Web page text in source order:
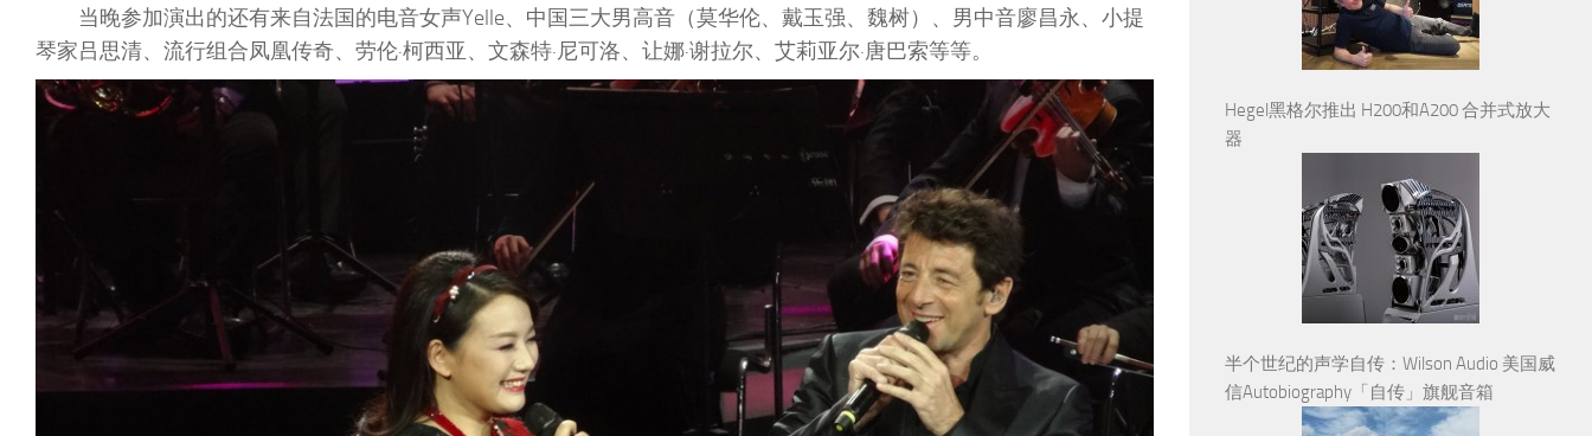
当晚参加演出的还有来自法国的电音女声Yelle、中国三大男高音（莫华伦、戴玉强、魏树）、男中音廖昌永、小提
琴家吕思清、流行组合凤凰传奇、劳伦·柯西亚、文森特·尼可洛、让娜·谢拉尔、艾莉亚尔·唐巴索等等。
Hegel黑格尔推出 H200和A200 合并式放大
器
半个世纪的声学自传：Wilson Audio 美国威
信Autobiography「自传」旗舰音箱